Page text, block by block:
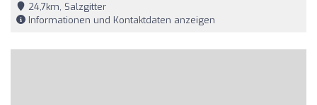
24,7km, Salzgitter
Informationen und Kontaktdaten anzeigen